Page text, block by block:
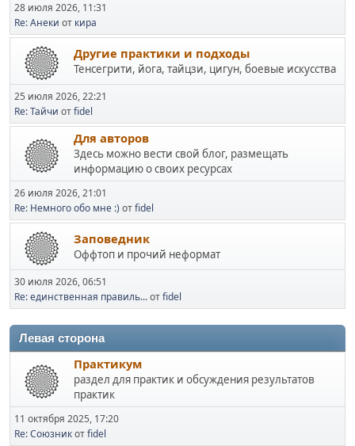
28 июля 2026, 11:31
Re: Анеки от кира
Другие практики и подходы
Тенсегрити, йога, тайцзи, цигун, боевые искусства
25 июля 2026, 22:21
Re: Тайчи отfidel
Для авторов
Здесь можно вести свой блог, размещать
информацию о своих ресурсах
26 июля 2026, 21:01
Re: Немного обо мне :) отfidel
Заповедник
Оффтоп и прочий неформат
30 июля 2026, 06:51
Re: единственная правиль...отfidel
Левая сторона
Практикум
раздел для практик и обсуждения результатов
практик
11 октября 2025, 17:20
Re: Союзникотfidel